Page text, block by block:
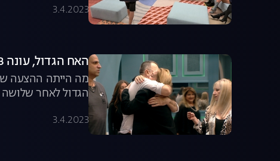
3.4.2023
האח הגדול, עונה 3, פרק 13: ההדחה השלישית
מה הייתה ההצעה
הגדול לאחר
3.4.2023